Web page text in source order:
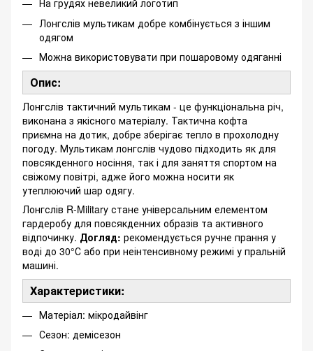
На грудях невеликий логотип
Лонгслів мультикам добре комбінується з іншим
одягом
Можна використовувати при пошаровому одяганні
Опис:
Лонгслів тактичний мультикам - це функціональна річ,
виконана з якісного матеріалу. Тактична кофта
приємна на дотик, добре зберігає тепло в прохолодну
погоду. Мультикам лонгслів чудово підходить як для
повсякденного носіння, так і для заняття спортом на
свіжому повітрі, адже його можна носити як
утеплюючий шар одягу.
Лонгслів R-Military стане універсальним елементом
гардеробу для повсякденних образів та активного
відпочинку. Догляд: рекомендується ручне прання у
воді до 30°С або при неінтенсивному режимі у пральній
машині.
Характеристики:
Матеріал: мікродайвінг
Сезон: демісезон